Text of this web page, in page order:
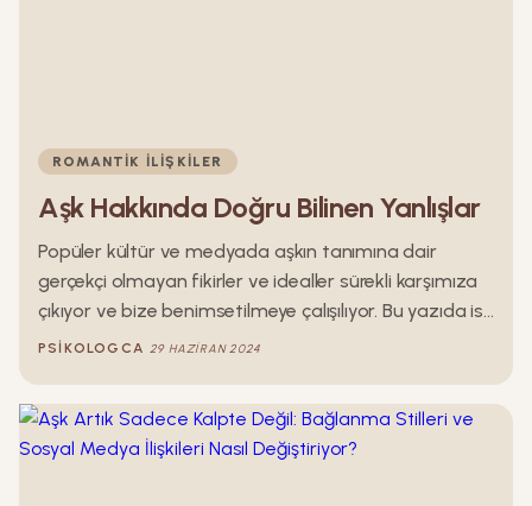
ROMANTIK İLIŞKILER
Aşk Hakkında Doğru Bilinen Yanlışlar
Popüler kültür ve medyada aşkın tanımına dair
gerçekçi olmayan fikirler ve idealler sürekli karşımıza
çıkıyor ve bize benimsetilmeye çalışılıyor. Bu yazıda ise
aşkı tanımlama eylemlerinden farklı olarak aşk
olduğu değil, ne olmadığı konusu üzerinde duracağız.
PSIKOLOGCA 29 HAZIRAN 2024